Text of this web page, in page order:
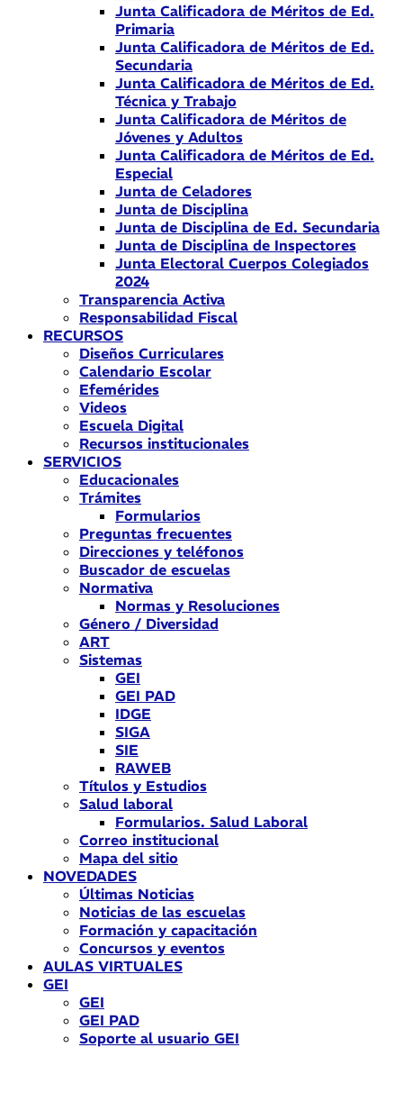
Junta Calificadora de Méritos de Ed.
Primaria
Junta Calificadora de Méritos de Ed.
Secundaria
Junta Calificadora de Méritos de Ed.
Técnica y Trabajo
Junta Calificadora de Méritos de
Jóvenes y Adultos
Junta Calificadora de Méritos de Ed.
Especial
Junta de Celadores
Junta de Disciplina
Junta de Disciplina de Ed. Secundaria
Junta de Disciplina de Inspectores
Junta Electoral Cuerpos Colegiados
2024
Transparencia Activa
Responsabilidad Fiscal
RECURSOS
Diseños Curriculares
Calendario Escolar
Efemérides
Videos
Escuela Digital
Recursos institucionales
SERVICIOS
Educacionales
Trámites
Formularios
Preguntas frecuentes
Direcciones y teléfonos
Buscador de escuelas
Normativa
Normas y Resoluciones
Género / Diversidad
ART
Sistemas
GEI
GEI PAD
IDGE
SIGA
SIE
RAWEB
Títulos y Estudios
Salud laboral
Formularios. Salud Laboral
Correo institucional
Mapa del sitio
NOVEDADES
Últimas Noticias
Noticias de las escuelas
Formación y capacitación
Concursos y eventos
AULAS VIRTUALES
GEI
GEI
GEI PAD
Soporte al usuario GEI